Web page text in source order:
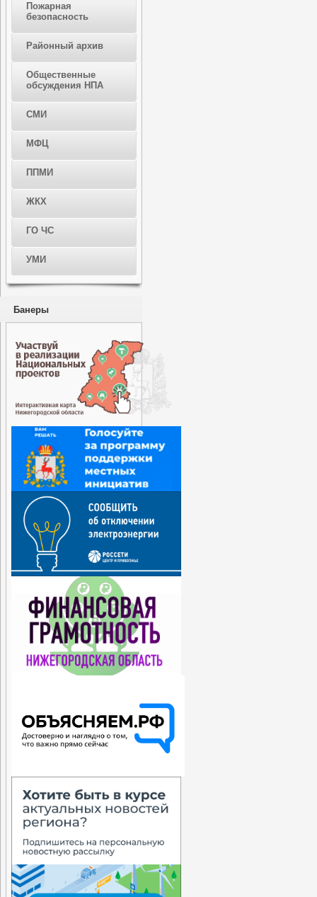
Пожарная
безопасность
Районный архив
Общественные
обсуждения НПА
СМИ
МФЦ
ППМИ
ЖКХ
ГО ЧС
УМИ
Банеры